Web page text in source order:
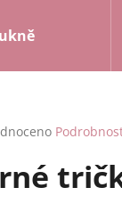
a kalhoty